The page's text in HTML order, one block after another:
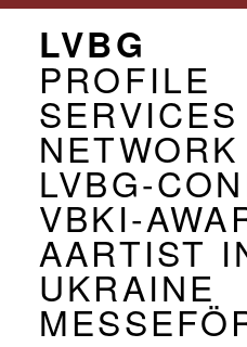
MENU
EN
LVBG
PROFILE
SERVICES
NETWORK
LVBG-
VBKI-
AARTIST
UKRAINE